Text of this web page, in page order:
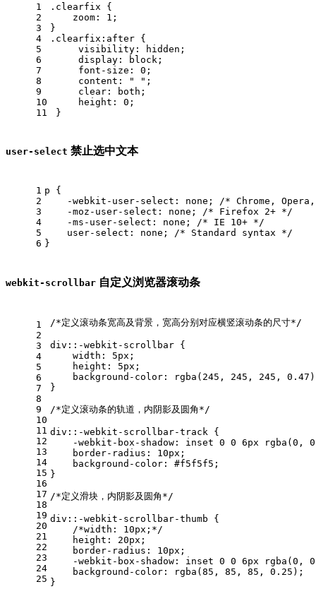
1
2
3
4
5
6
7
8
9
10
11
.clearfix {
zoom : 1 ;
}
.clearfix :after {
visibility : hidden;
display : block;
font-size : 0 ;
content : " " ;
clear : both;
height : 0 ;
}
user-select 禁止选中文本
1
2
3
4
5
6
p {
-webkit-user-select : none; /* Chrome,
-moz-user-select : none; /* Firefox 2+ */
-ms-user-select : none; /* IE 10+ */
user-select : none; /* Standard syntax */
}
webkit-scrollbar 自定义浏览器滚动条
1
2
3
4
5
6
7
8
9
10
11
12
13
14
15
16
17
18
19
20
21
22
23
24
25
/*定义滚动条宽高及背景，宽高分别对应横竖滚动条的尺寸*/
div ::-webkit-scrollbar {
width : 5px ;
height : 5px ;
background-color : rgba (245, 245, 245,
}
/*定义滚动条的轨道，内阴影及圆角*/
div ::-webkit-scrollbar-track {
-webkit-box-shadow : inset 0 0 6px rgba (0,
border-radius : 10px ;
background-color : #f5f5f5 ;
}
/*定义滑块，内阴影及圆角*/
div ::-webkit-scrollbar-thumb {
/*width: 10px;*/
height : 20px ;
border-radius : 10px ;
-webkit-box-shadow : inset 0 0 6px rgba (0,
background-color : rgba (85, 85, 85, 0.25);
}